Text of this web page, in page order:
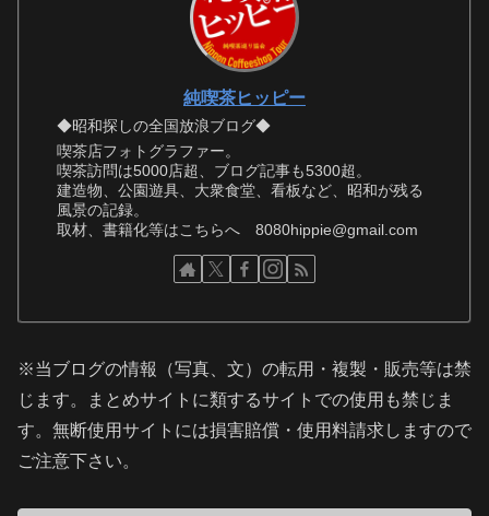
純喫茶ヒッピー
◆昭和探しの全国放浪ブログ◆
喫茶店フォトグラファー。
喫茶訪問は5000店超、ブログ記事も5300超。
建造物、公園遊具、大衆食堂、看板など、昭和が残る
風景の記録。
取材、書籍化等はこちらへ 8080hippie@gmail.com
※当ブログの情報（写真、文）の転用・複製・販売等は禁
じます。まとめサイトに類するサイトでの使用も禁じま
す。無断使用サイトには損害賠償・使用料請求しますので
ご注意下さい。